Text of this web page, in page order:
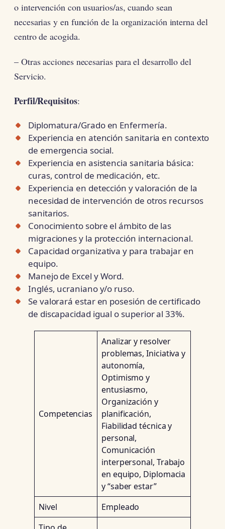
o intervención con usuarios/as, cuando sean
necesarias y en función de la organización interna del
centro de acogida.
– Otras acciones necesarias para el desarrollo del
Servicio.
Perfil/Requisitos:
Diplomatura/Grado en Enfermería.
Experiencia en atención sanitaria en contexto
de emergencia social.
Experiencia en asistencia sanitaria básica:
curas, control de medicación, etc.
Experiencia en detección y valoración de la
necesidad de intervención de otros recursos
sanitarios.
Conocimiento sobre el ámbito de las
migraciones y la protección internacional.
Capacidad organizativa y para trabajar en
equipo.
Manejo de Excel y Word.
Inglés, ucraniano y/o ruso.
Se valorará estar en posesión de certificado
de discapacidad igual o superior al 33%.
Competencias
Analizar y resolver
problemas, Iniciativa y
autonomía,
Optimismo y
entusiasmo,
Organización y
planificación,
Fiabilidad técnica y
personal,
Comunicación
interpersonal, Trabajo
en equipo, Diplomacia
y “saber estar”
Nivel
Empleado